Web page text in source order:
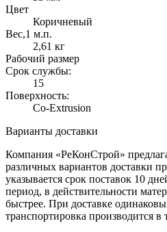
Цвет
Коричневый
Вес,1 м.п.
2,61 кг
Рабочий размер
Срок службы:
15
Поверхность:
Co-Extrusion
Варианты доставки
Компания «РеКонСтрой»
различных вариантов доставки
указывается срок поставок 10
период, в действительности
быстрее. При доставке
транспортировка производится в